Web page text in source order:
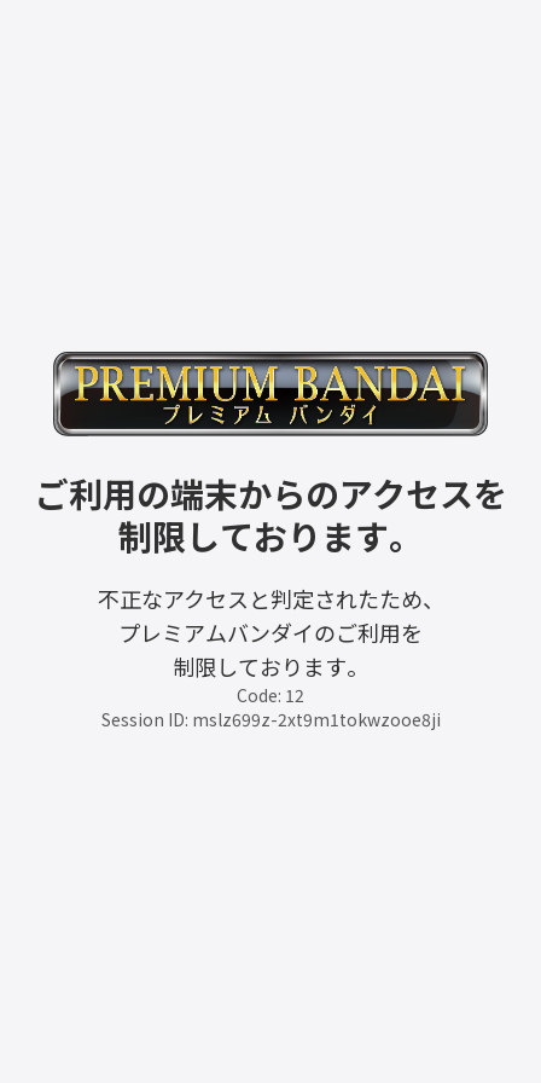
ご利用の端末からのアクセスを
制限しております。
不正なアクセスと判定されたため、
プレミアムバンダイのご利用を
制限しております。
Code: 12
Session ID: mslz699z-2xt9m1tokwzooe8ji